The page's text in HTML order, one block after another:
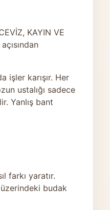
KAYIN VE
işler karışır. Her
ustalığı sadece
Yanlış bant
farkı yaratır.
üzerindeki budak